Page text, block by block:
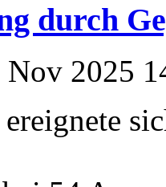
durch
6. Nov